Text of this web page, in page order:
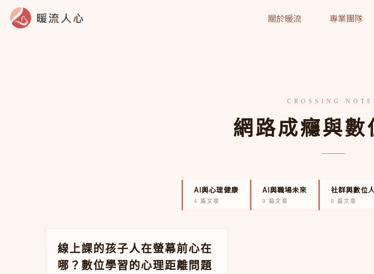
關於暖流 專業團隊
網路成癮與數
AI與心理健康
4 篇文章
AI與職場未來
0 篇文章
社群與數位
0 篇文章
線上課的孩子人在螢幕前心在
哪？數位學習的心理距離問題
線
上
課
的